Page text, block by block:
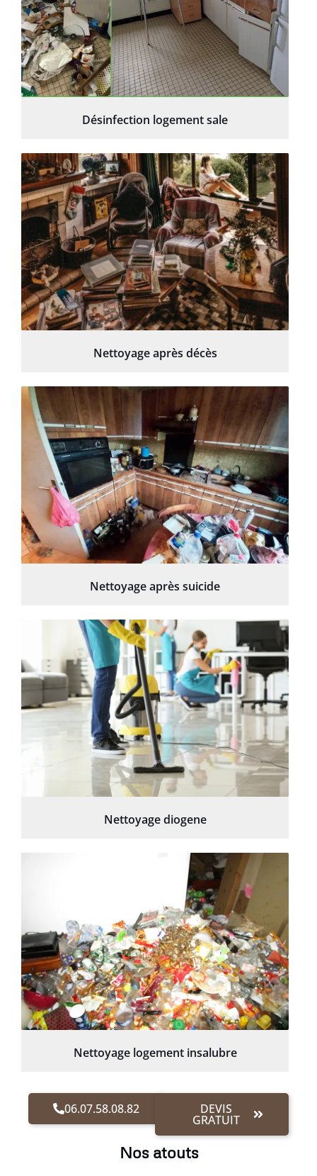
Désinfection logement sale
Nettoyage après décès
Nettoyage après suicide
Nettoyage diogene
Nettoyage logement insalubre
06.07.58.08.82 DEVIS
GRATUIT
Nos atouts